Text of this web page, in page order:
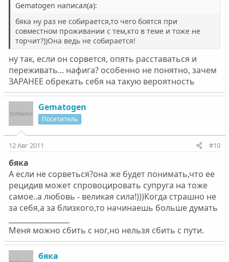
Gematogen написал(а):
бяка ну раз не собирается,то чего боятся при
совместном проживании с тем,кто в теме и тоже не
торчит?))Она ведь не собирается!
ну так, если он сорвется, опять расставаться и
переживать... нафига? особенно не понятно, зачем
ЗАРАНЕЕ обрекать себя на такую вероятность
Gematogen
Посетитель
12 Авг 2011 #10
бяка
А если не сорветься?она же будет понимать,что ее
рецидив может спровоцировать супруга на тоже
самое..а любовь - великая сила!)))Когда страшно не
за себя,а за близкого,то начинаешь больше думать
Меня можно сбить с ног,но нельзя сбить с пути.
бяка